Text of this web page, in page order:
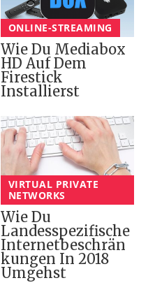
ONLINE-STREAMING
Wie Du Mediabox
HD Auf Dem
Firestick
Installierst
VIRTUAL PRIVATE
NETWORKS
Wie Du
Landesspezifische
Internetbeschrän
Kungen In 2018
Umgehst